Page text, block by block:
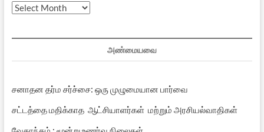
முந்தைய
அண்மையவை
சனாதன தர்ம சர்ச்சை: ஒரு முழுமையான பார்வை
சட்டத்தை மதிக்காத ஆட்சியாளர்கள் மற்றும் அரசியல்வாதிகள்